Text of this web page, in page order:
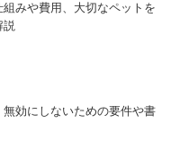
みや費用、大切なペットを
説
効にしないための要件や書